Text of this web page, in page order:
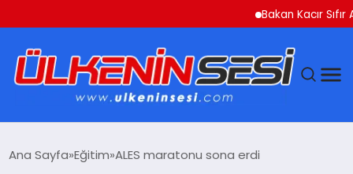
Bakan Kacır Sıfır
Ana Sayfa Eğitim ALES maratonu sona erdi